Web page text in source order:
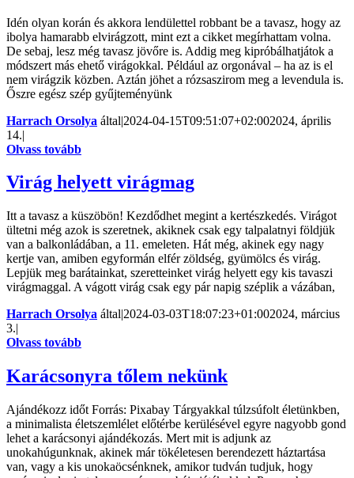
Idén olyan korán és akkora lendülettel robbant be a tavasz, hogy az
ibolya hamarabb elvirágzott, mint ezt a cikket megírhattam volna.
De sebaj, lesz még tavasz jövőre is. Addig meg kipróbálhatjátok a
módszert más ehető virágokkal. Például az orgonával – ha az is el
nem virágzik közben. Aztán jöhet a rózsaszirom meg a levendula is.
Őszre egész szép gyűjteményünk
Harrach Orsolya által|2024-04-15T09:51:07+02:002024, április
14.|
Olvass tovább
Virág helyett virágmag
Itt a tavasz a küszöbön! Kezdődhet megint a kertészkedés. Virágot
ültetni még azok is szeretnek, akiknek csak egy talpalatnyi földjük
van a balkonládában, a 11. emeleten. Hát még, akinek egy nagy
kertje van, amiben egyformán elfér zöldség, gyümölcs és virág.
Lepjük meg barátainkat, szeretteinket virág helyett egy kis tavaszi
virágmaggal. A vágott virág csak egy pár napig széplik a vázában,
Harrach Orsolya által|2024-03-03T18:07:23+01:002024, március
3.|
Olvass tovább
Karácsonyra tőlem nekünk
Ajándékozz időt Forrás: Pixabay Tárgyakkal túlzsúfolt életünkben,
a minimalista életszemlélet előtérbe kerülésével egyre nagyobb gond
lehet a karácsonyi ajándékozás. Mert mit is adjunk az
unokahúgunknak, akinek már tökéletesen berendezett háztartása
van, vagy a kis unokaöcsénknek, amikor tudván tudjuk, hogy